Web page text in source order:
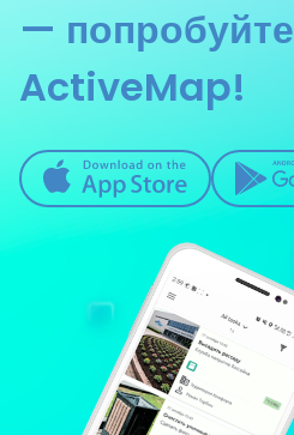
— попробуйте
ActiveMap!